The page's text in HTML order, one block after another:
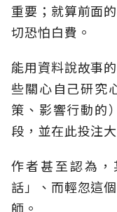
重要；就算前面
切恐怕白費。
能用資料說故事
些關心自己研究
策、影響行動的
段，並在此投注
作者甚至認為
話」、而輕忽這
師。